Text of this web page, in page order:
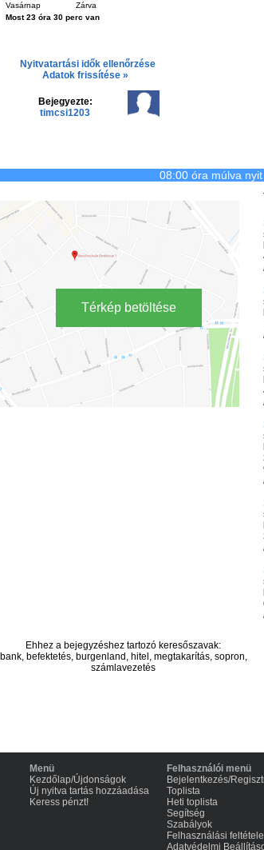
Vasárnap
Zárva
Most 23 óra 30 perc van
Nyitvatartási idők ellenőrzése
Adatok frissítése »
Bejegyezte:
timcsi1203
08:00 óra múlva nyit
Térkép betöltése
Ehhez a bejegyzéshez tartozó keresőszavak:
bank, befektetés, burgenland, hitel, megtakarítás, sopron,
számlavezetés
Menü
Kezdőlap/Újdonságok
Új nyitva tartás hozzáadása
Keress pénzt!
Felhasználói menü
Bejelentkezés/
Toplista
Heti toplista
Segítség
Szabályok
Felhasználási
Adatvédelmi